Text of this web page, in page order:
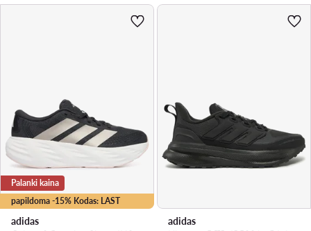
papildoma -15% Kodas: LAST
Palanki kaina
adidas
adidas